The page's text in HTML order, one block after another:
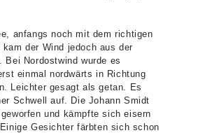
anfangs noch mit dem richtigen
der Wind jedoch aus der
Bei Nordostwind wurde es
einmal nordwärts in Richtung
Leichter gesagt als getan. Es
Schwell auf. Die Johann Smidt
und kämpfte sich eisern
Gesichter färbten sich schon